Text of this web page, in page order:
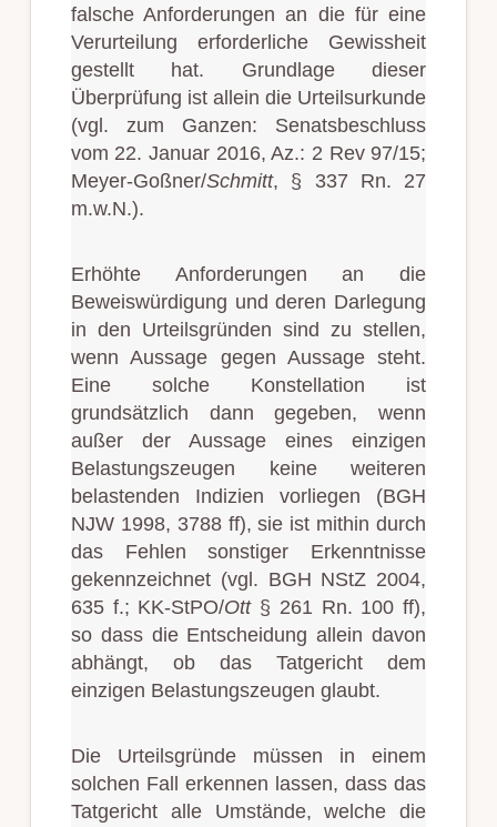
falsche Anforderungen an die für eine
Verurteilung erforderliche Gewissheit
gestellt hat. Grundlage dieser
Überprüfung ist allein die Urteilsurkunde
(vgl. zum Ganzen: Senatsbeschluss
vom 22. Januar 2016, Az.: 2 Rev 97/15;
Meyer-Goßner/Schmitt, § 337 Rn. 27
m.w.N.).
Erhöhte Anforderungen an die
Beweiswürdigung und deren Darlegung
in den Urteilsgründen sind zu stellen,
wenn Aussage gegen Aussage steht.
Eine solche Konstellation ist
grundsätzlich dann gegeben, wenn
außer der Aussage eines einzigen
Belastungszeugen keine weiteren
belastenden Indizien vorliegen (BGH
NJW 1998, 3788 ff), sie ist mithin durch
das Fehlen sonstiger Erkenntnisse
gekennzeichnet (vgl. BGH NStZ 2004,
635 f.; KK-StPO/Ott § 261 Rn. 100 ff),
so dass die Entscheidung allein davon
abhängt, ob das Tatgericht dem
einzigen Belastungszeugen glaubt.
Die Urteilsgründe müssen in einem
solchen Fall erkennen lassen, dass das
Tatgericht alle Umstände, welche die